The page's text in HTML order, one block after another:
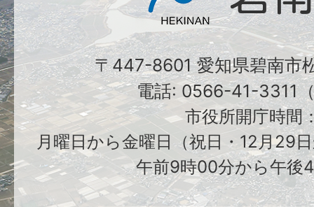
〒447-8601 愛知県碧南市
電話: 0566-41-3311
市役所開庁時間
月曜日から金曜日（祝日・12月29
午前9時00分から午後